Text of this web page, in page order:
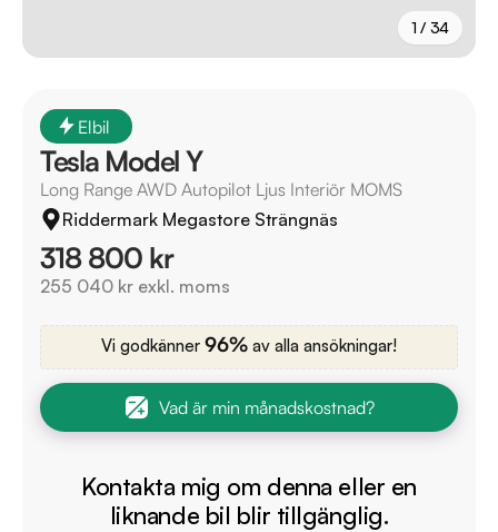
1 / 34
Elbil
Tesla Model Y
Long Range AWD Autopilot Ljus Interiör MOMS
Riddermark Megastore Strängnäs
318 800 kr
255 040 kr exkl. moms
Vi godkänner 96% av alla ansökningar!
Vad är min månadskostnad?
Kontakta mig om denna eller en
liknande bil blir tillgänglig.